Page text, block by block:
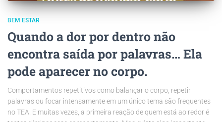
BEM ESTAR
Quando a dor por dentro não
encontra saída por palavras… Ela
pode aparecer no corpo.
Comportamentos repetitivos como balançar o corpo, repetir
palavras ou focar intensamente em um único tema são frequentes
no TEA. E muitas vezes, a primeira reação de quem está ao redor é